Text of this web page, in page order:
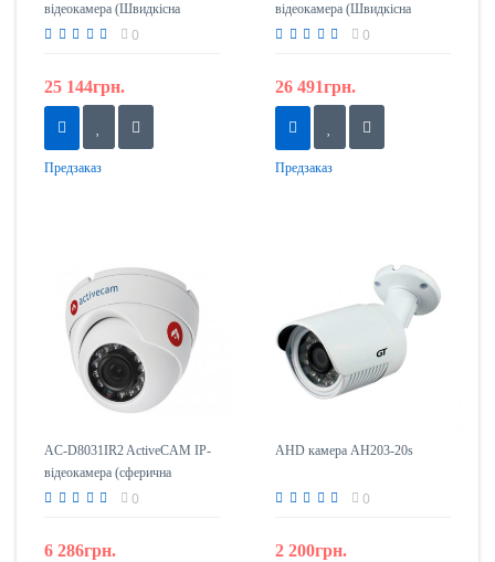
відеокамера (Швидкісна
Поворотна)
0
25 144грн.
Предзаказ
відеокамера (Швидкісна
Поворотна)
0
26 491грн.
Предзаказ
AC-D8031IR2 ActiveCAM IP-
відеокамера (сферична
вулична)
0
6 286грн.
AHD камера AH203-20s
0
2 200грн.